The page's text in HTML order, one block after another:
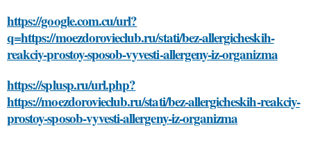
https://google.com.cu/url?
q=https://moezdorovieclub.ru/stati/bez-allergicheskih-
reakciy-prostoy-sposob-vyvesti-allergeny-iz-organizma
https://splusp.ru/url.php?
https://moezdorovieclub.ru/stati/bez-allergicheskih-reakciy-
prostoy-sposob-vyvesti-allergeny-iz-organizma